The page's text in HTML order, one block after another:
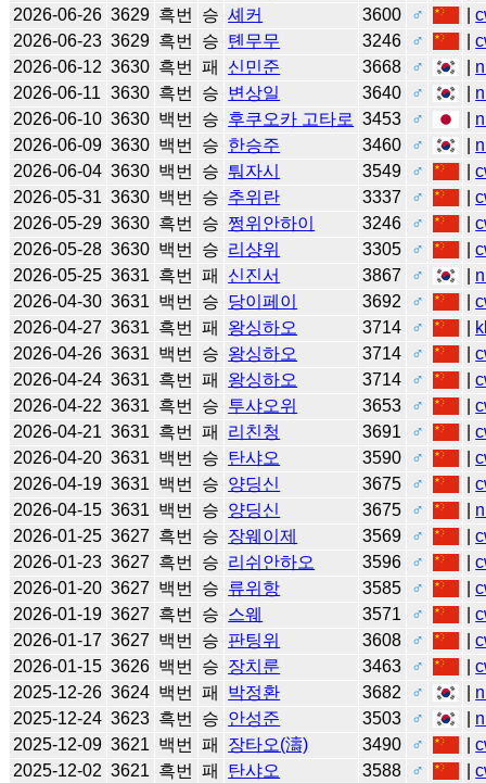
2026-06-26 3629 흑번 승 셰커 3600 ♂ |
2026-06-23 3629 흑번 승 톈무무 3246 ♂ |
2026-06-12 3630 흑번 패 신민준 3668 ♂
2026-06-11 3630 흑번 승 변상일 3640 ♂
2026-06-10 3630 백번 승 후쿠오카 고타로 3453 ♂
2026-06-09 3630 백번 승 한승주 3460 ♂
2026-06-04 3630 백번 승 퉈자시 3549 ♂ |
2026-05-31 3630 백번 승 추위란 3337 ♂ |
2026-05-29 3630 흑번 승 쩡위안하이 3246 ♂ |
2026-05-28 3630 백번 승 리샹위 3305 ♂ |
2026-05-25 3631 흑번 패 신진서 3867 ♂
2026-04-30 3631 백번 승 당이페이 3692 ♂ |
2026-04-27 3631 흑번 패 왕싱하오 3714 ♂
2026-04-26 3631 백번 승 왕싱하오 3714 ♂ |
2026-04-24 3631 흑번 패 왕싱하오 3714 ♂ |
2026-04-22 3631 흑번 승 투샤오위 3653 ♂ |
2026-04-21 3631 흑번 패 리친청 3691 ♂ |
2026-04-20 3631 백번 승 탄샤오 3590 ♂ |
2026-04-19 3631 백번 승 양딩신 3675 ♂ |
2026-04-15 3631 백번 승 양딩신 3675 ♂
2026-01-25 3627 흑번 승 장웨이제 3569 ♂ |
2026-01-23 3627 흑번 승 리쉬안하오 3596 ♂ |
2026-01-20 3627 백번 승 류위항 3585 ♂ |
2026-01-19 3627 흑번 승 스웨 3571 ♂ |
2026-01-17 3627 백번 승 판팅위 3608 ♂ |
2026-01-15 3626 백번 승 장치룬 3463 ♂ |
2025-12-26 3624 백번 패 박정환 3682 ♂
2025-12-24 3623 흑번 승 안성준 3503 ♂
2025-12-09 3621 백번 패 장타오(濤) 3490 ♂ |
2025-12-02 3621 흑번 패 탄샤오 3588 ♂ |